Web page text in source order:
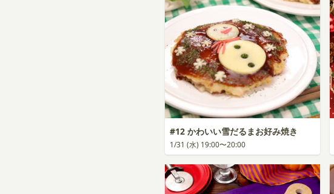
#12 かわいい雪だるまお好み焼き
1/31 (水) 19:00〜20:00